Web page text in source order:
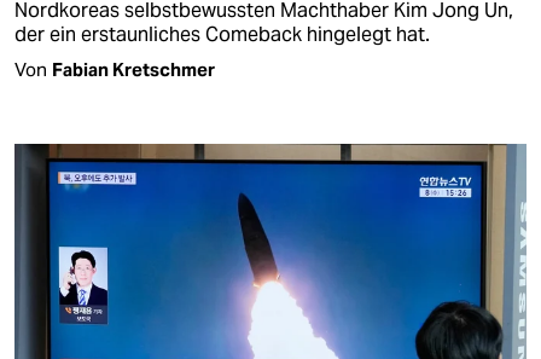
Nordkoreas selbstbewussten Machthaber Kim Jong Un,
der ein erstaunliches Comeback hingelegt hat.
Von Fabian Kretschmer